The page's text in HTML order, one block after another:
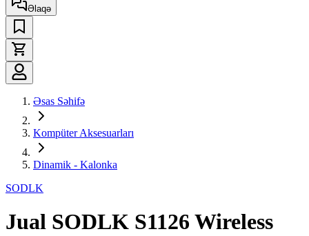
Əlaqə
Əsas Səhifə
Kompüter Aksesuarları
Dinamik - Kalonka
SODLK
Jual SODLK S1126 Wireless